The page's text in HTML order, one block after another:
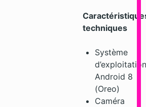
techniques
Système
Android 8
(Oreo)
Caméra